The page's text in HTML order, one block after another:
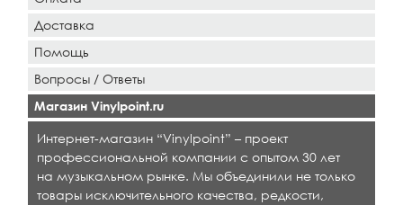
Доставка
Помощь
Вопросы / Ответы
Магазин Vinylpoint.ru
Интернет-магазин “Vinylpoint” – проект
профессиональной компании с опытом 30 лет
на музыкальном рынке. Мы объединили не только
товары исключительного качества, редкости,